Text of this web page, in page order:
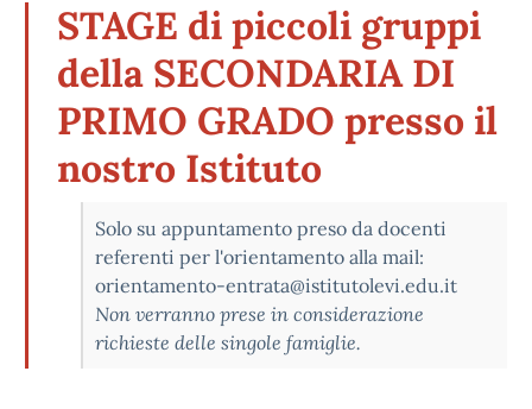
STAGE di piccoli gruppi
della SECONDARIA DI
PRIMO GRADO presso il
nostro Istituto
Solo su appuntamento preso da docenti
referenti per l'orientamento alla mail:
orientamento-entrata@istitutolevi.edu.it
Non verranno prese in considerazione
richieste delle singole famiglie.